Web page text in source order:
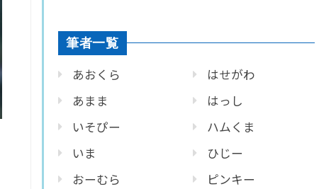
筆者一覧
あおくら
あまま
いそぴー
いま
おーむら
はせがわ
はっし
ハムくま
ひじー
ピンキー